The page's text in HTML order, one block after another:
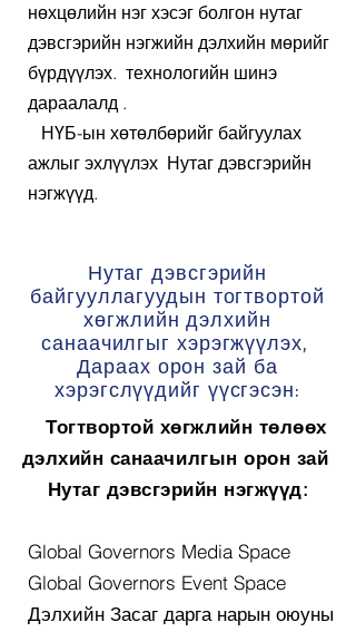
нөхцөлийн нэг хэсэг болгон нутаг
дэвсгэрийн нэгжийн дэлхийн мөрийг
бүрдүүлэх. технологийн шинэ
дараалалд .
НҮБ-ын хөтөлбөрийг байгуулах
ажлыг эхлүүлэх Нутаг дэвсгэрийн
нэгжүүд.
Нутаг дэвсгэрийн
байгууллагуудын тогтвортой
хөгжлийн дэлхийн
санаачилгыг хэрэгжүүлэх,
Дараах орон зай ба
хэрэгслүүдийг үүсгэсэн:
Тогтвортой хөгжлийн төлөөх
дэлхийн санаачилгын орон зай
Нутаг дэвсгэрийн нэгжүүд:
Global Governors Media Space
Global Governors Event Space
Дэлхийн Засаг дарга нарын оюуны